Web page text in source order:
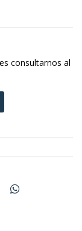
consultarnos al